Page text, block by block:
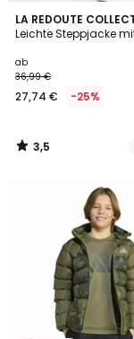
LA REDOUTE
Leichte Steppjacke
ab
36,99 €
27,74 € -25%
3,5
/ 5
3
Farben
3,5
/